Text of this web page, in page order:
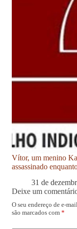
Vítor, um menino
assassinado
31 de
Deixe um
O seu endereço de e-
são marcados com *